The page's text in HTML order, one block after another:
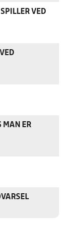
VED
MAN ER